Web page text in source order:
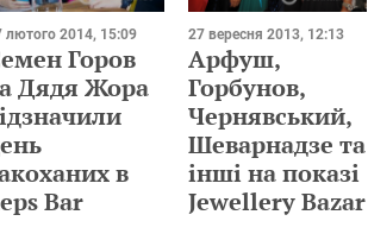
лютого 2014, 15:09
Горов
Дядя Жора
в
Bar
27 вересня 2013, 12:13
Арфуш,
Горбунов,
Чернявський,
Шеварнадзе та
інші на показі
Jewellery Bazar